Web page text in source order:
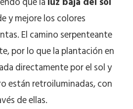
y mejore los colores
El camino serpenteante
por lo que la plantación en
directamente por el sol y
están retroiluminadas, con
de ellas.